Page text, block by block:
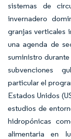
sistemas de
invernadero
granjas verticales
una agenda de
suministro
subvenciones
particular el
Estados Unidos
estudios de
hidropónicas
alimentaria en